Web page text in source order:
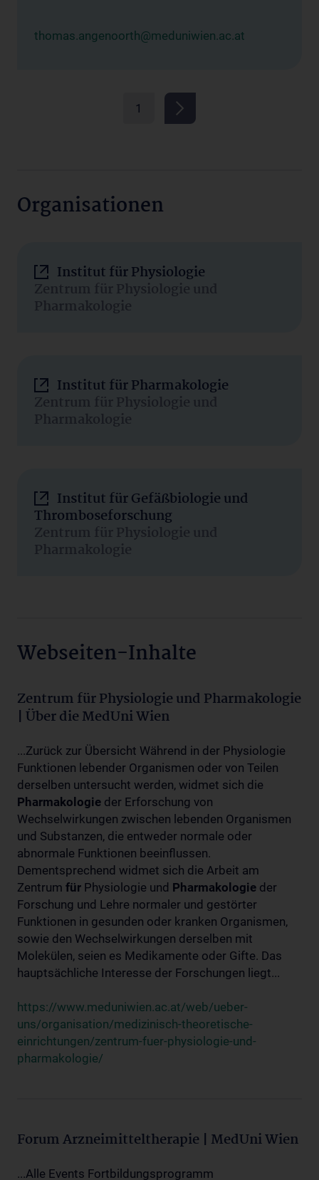
thomas.angenoorth@meduniwien.ac.at
1
Organisationen
Institut für Physiologie
Zentrum für Physiologie und
Pharmakologie
Institut für Pharmakologie
Zentrum für Physiologie und
Pharmakologie
Institut für Gefäßbiologie und
Thromboseforschung
Zentrum für Physiologie und
Pharmakologie
Webseiten-Inhalte
Zentrum für Physiologie und Pharmakologie
| Über die MedUni Wien
...Zurück zur Übersicht Während in der Physiologie
Funktionen lebender Organismen oder von Teilen
derselben untersucht werden, widmet sich die
Pharmakologie der Erforschung von
Wechselwirkungen zwischen lebenden Organismen
und Substanzen, die entweder normale oder
abnormale Funktionen beeinflussen.
Dementsprechend widmet sich die Arbeit am
Zentrum für Physiologie und Pharmakologie der
Forschung und Lehre normaler und gestörter
Funktionen in gesunden oder kranken Organismen,
sowie den Wechselwirkungen derselben mit
Molekülen, seien es Medikamente oder Gifte. Das
hauptsächliche Interesse der Forschungen liegt...
https://www.meduniwien.ac.at/web/ueber-
uns/organisation/medizinisch-theoretische-
einrichtungen/zentrum-fuer-physiologie-und-
pharmakologie/
Forum Arzneimitteltherapie | MedUni Wien
...Alle Events Fortbildungsprogramm